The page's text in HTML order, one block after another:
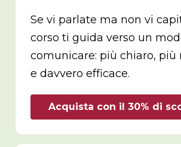
Se vi parlate ma non vi
corso ti guida verso un
comunicare: più chiaro, più
e davvero efficace.
Acquista con il 30% di